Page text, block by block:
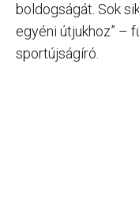
boldogságát. Sok
egyéni útjukhoz” –
sportújságíró.